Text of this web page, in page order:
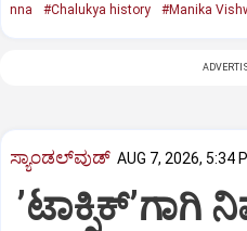
nna
#Chalukya history #Manika
ಸ್ಯಾಂಡಲ್‌ವುಡ್‌ AUG 7, 2026, 5:34